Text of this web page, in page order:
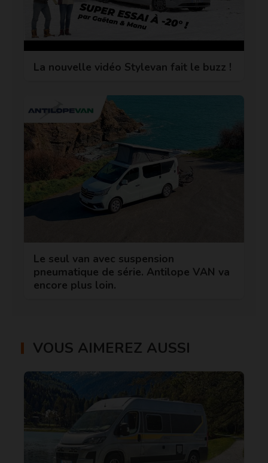
La nouvelle vidéo Stylevan fait le buzz !
Le seul van avec suspension
pneumatique de série. Antilope VAN va
encore plus loin.
VOUS AIMEREZ AUSSI